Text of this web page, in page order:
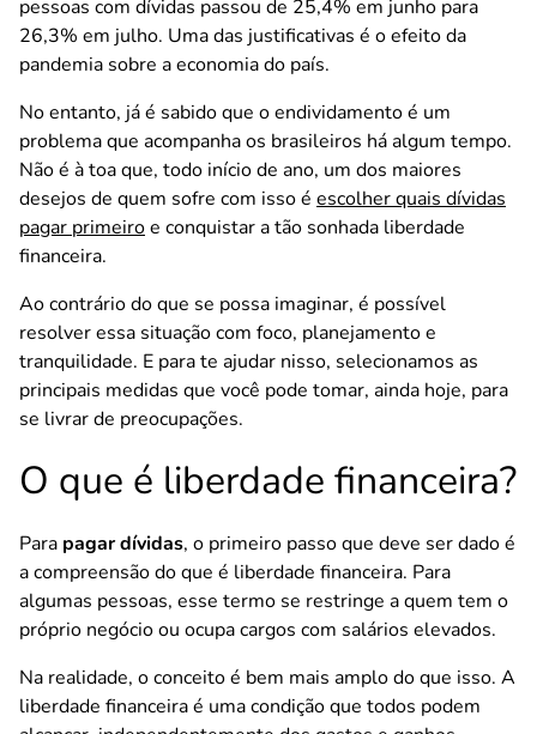
pessoas com dívidas passou de 25,4% em junho para
26,3% em julho. Uma das justificativas é o efeito da
pandemia sobre a economia do país.
No entanto, já é sabido que o endividamento é um
problema que acompanha os brasileiros há algum tempo.
Não é à toa que, todo início de ano, um dos maiores
desejos de quem sofre com isso é escolher quais dívidas
pagar primeiroe conquistar a tão sonhada liberdade
financeira.
Ao contrário do que se possa imaginar, é possível
resolver essa situação com foco, planejamento e
tranquilidade. E para te ajudar nisso, selecionamos as
principais medidas que você pode tomar, ainda hoje, para
se livrar de preocupações.
O que é liberdade financeira?
Para pagar dívidas, o primeiro passo que deve ser dado é
a compreensão do que é liberdade financeira. Para
algumas pessoas, esse termo se restringe a quem tem o
próprio negócio ou ocupa cargos com salários elevados.
Na realidade, o conceito é bem mais amplo do que isso. A
liberdade financeira é uma condição que todos podem